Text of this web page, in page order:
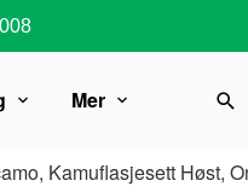
Mer
Kamuflasjesett Høst,